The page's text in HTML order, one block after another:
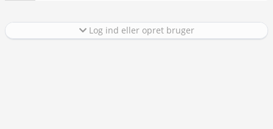
Log ind eller opret bruger